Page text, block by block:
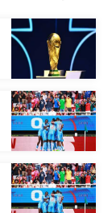
رياضة نسائية
آسيا
أمريكا
ركن الألعاب
أقسام خاصة